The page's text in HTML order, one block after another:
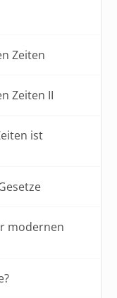
Zeiten
Zeiten II
ist
modernen